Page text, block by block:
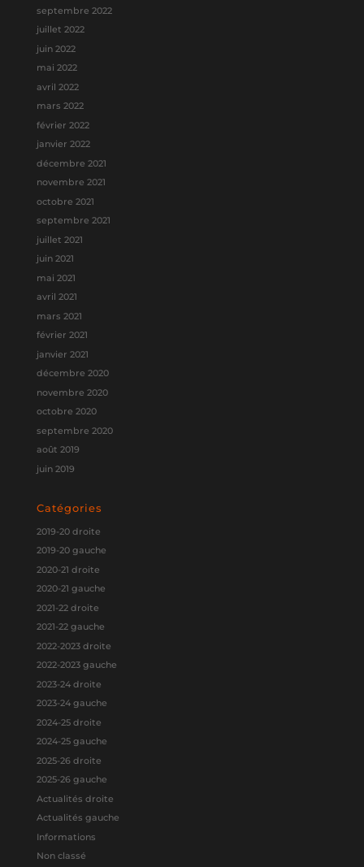
septembre 2022
juillet 2022
juin 2022
mai 2022
avril 2022
mars 2022
février 2022
janvier 2022
décembre 2021
novembre 2021
octobre 2021
septembre 2021
juillet 2021
juin 2021
mai 2021
avril 2021
mars 2021
février 2021
janvier 2021
décembre 2020
novembre 2020
octobre 2020
septembre 2020
août 2019
juin 2019
Catégories
2019-20 droite
2019-20 gauche
2020-21 droite
2020-21 gauche
2021-22 droite
2021-22 gauche
2022-2023 droite
2022-2023 gauche
2023-24 droite
2023-24 gauche
2024-25 droite
2024-25 gauche
2025-26 droite
2025-26 gauche
Actualités droite
Actualités gauche
Informations
Non classé